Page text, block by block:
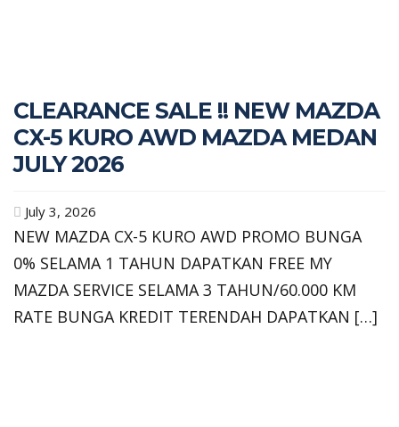
CLEARANCE SALE !! NEW MAZDA
CX-5 KURO AWD MAZDA MEDAN
JULY 2026
July 3, 2026
NEW MAZDA CX-5 KURO AWD PROMO BUNGA
0% SELAMA 1 TAHUN DAPATKAN FREE MY
MAZDA SERVICE SELAMA 3 TAHUN/60.000 KM
RATE BUNGA KREDIT TERENDAH DAPATKAN […]